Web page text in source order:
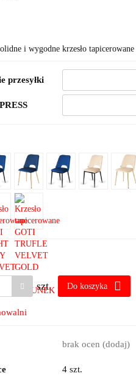
i wygodne krzesło
przesyłki
szt. Do koszyka
brak ocen (dodaj)
4 szt.